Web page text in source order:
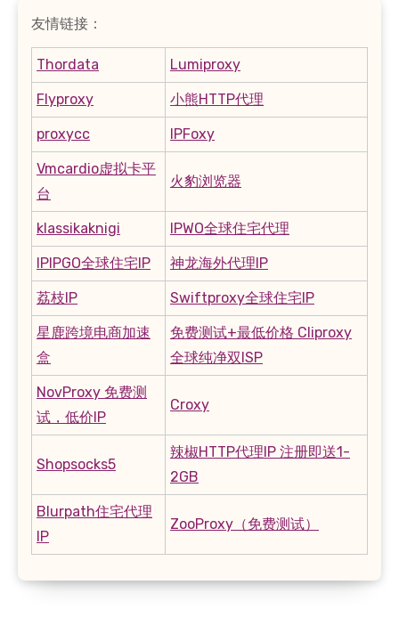
友情链接：
Thordata Lumiproxy
Flyproxy 小熊HTTP代理
proxycc IPFoxy
Vmcardio虚拟卡平
台
火豹浏览器
klassikaknigi IPWO全球住宅代理
IPIPGO全球住宅IP 神龙海外代理IP
荔枝IP Swiftproxy全球住宅IP
星鹿跨境电商加速
盒
免费测试+最低价格 Cliproxy
全球纯净双ISP
NovProxy 免费测
试，低价IP
Croxy
Shopsocks5
辣椒HTTP代理IP 注册即送1-
2GB
Blurpath住宅代理
IP
ZooProxy（免费测试）